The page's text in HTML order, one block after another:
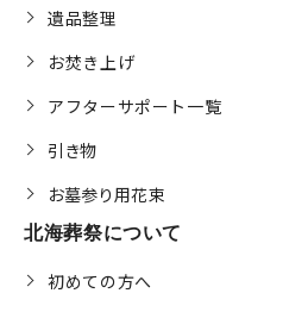
遺品整理
お焚き上げ
アフターサポート一覧
引き物
お墓参り用花束
北海葬祭について
初めての方へ